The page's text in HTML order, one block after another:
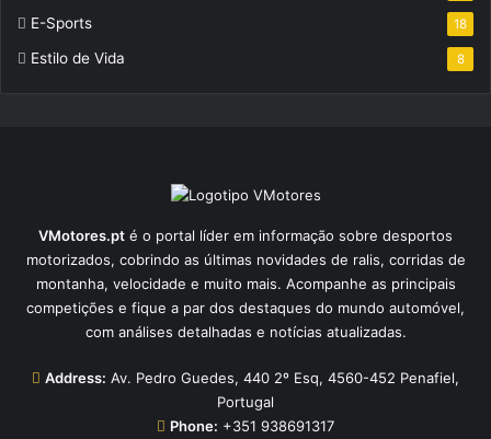
E-Sports 18
Estilo de Vida 8
VMotores.pt é o portal líder em informação sobre desportos
motorizados, cobrindo as últimas novidades de ralis, corridas de
montanha, velocidade e muito mais. Acompanhe as principais
competições e fique a par dos destaques do mundo automóvel,
com análises detalhadas e notícias atualizadas.
Address: Av. Pedro Guedes, 440 2º Esq, 4560-452 Penafiel,
Portugal
Phone: +351 938691317